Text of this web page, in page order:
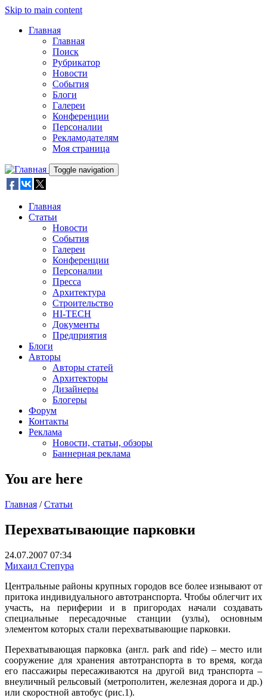
Skip to main content
Главная
Главная
Поиск
Рубрикатор
Новости
События
Блоги
Галереи
Конференции
Персоналии
Рекламодателям
Моя страница
Toggle navigation
Главная
Статьи
Новости
События
Галереи
Конференции
Персоналии
Пресса
Архитектура
Строительство
HI-TECH
Документы
Предприятия
Блоги
Авторы
Авторы статей
Архитекторы
Дизайнеры
Блогеры
Форум
Контакты
Реклама
Новости, статьи, обзоры
Баннерная реклама
You are here
Главная / Статьи
Перехватывающие парковки
24.07.2007 07:34
Михаил Степура
Центральные районы крупных городов все более изнывают от
притока индивидуального автотранспорта. Чтобы облегчит их
участь, на периферии и в пригородах начали создавать
специальные пересадочные станции (узлы), основным
элементом которых стали перехватывающие парковки.
Перехватывающая парковка (англ. park and ride) – место или
сооружение для хранения автотранспорта в то время, когда
его пассажиры пересаживаются на другой вид транспорта –
внеуличный рельсовый (метрополитен, железная дорога и др.)
или скоростной автобус (рис.1).